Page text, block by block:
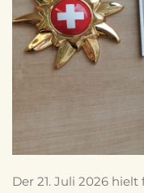
Der 21. Juli 2026